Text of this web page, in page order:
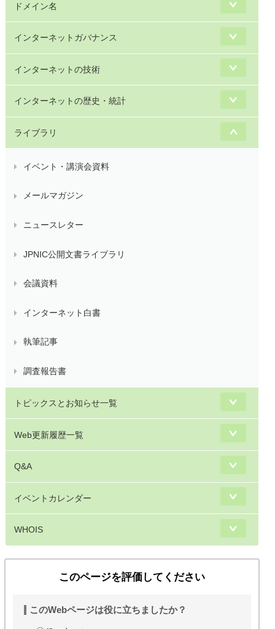
ドメイン名
インターネットガバナンス
インターネットの技術
インターネットの歴史・統計
ライブラリ
イベント・講演会資料
メールマガジン
ニュースレター
JPNIC公開文書ライブラリ
会議資料
インターネット白書
執筆記事
調査報告書
トピックスとお知らせ一覧
Web更新履歴一覧
Q&A
イベントカレンダー
WHOIS
このページを評価してください
このWebページは役に立ちましたか？